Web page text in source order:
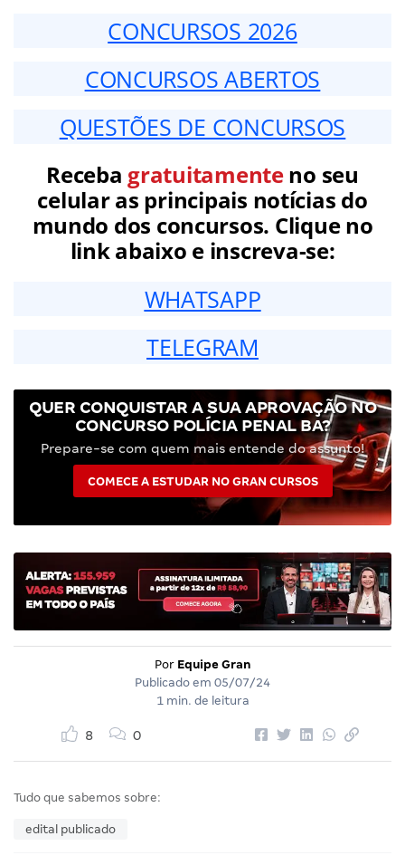
CONCURSOS 2026
CONCURSOS ABERTOS
QUESTÕES DE CONCURSOS
Receba gratuitamenteno seu
celular as principais notícias do
mundo dos concursos. Clique no
link abaixo e inscreva-se:
WHATSAPP
TELEGRAM
QUER CONQUISTAR A SUA APROVAÇÃO NO
CONCURSO POLÍCIA PENAL BA?
Prepare-se com quem mais entende do assunto!
COMECE A ESTUDAR NO GRAN CURSOS
Por Equipe Gran
Publicado em 05/07/24
1 min. de leitura
8 0
Tudo que sabemos sobre:
edital publicado